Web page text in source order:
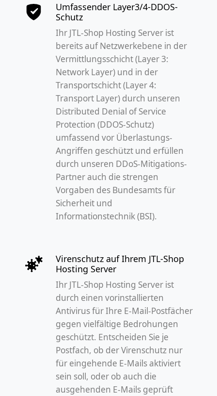
Umfassender Layer3/4-DDOS-
Schutz
Ihr JTL-Shop Hosting Server ist
bereits auf Netzwerkebene in der
Vermittlungsschicht (Layer 3:
Network Layer) und in der
Transportschicht (Layer 4:
Transport Layer) durch unseren
Distributed Denial of Service
Protection (DDOS-Schutz)
umfassend vor Überlastungs-
Angriffen geschützt und erfüllen
durch unseren DDoS-Mitigations-
Partner auch die strengen
Vorgaben des Bundesamts für
Sicherheit und
Informationstechnik (BSI).
Virenschutz auf Ihrem JTL-Shop
Hosting Server
Ihr JTL-Shop Hosting Server ist
durch einen vorinstallierten
Antivirus für Ihre E-Mail-Postfächer
gegen vielfältige Bedrohungen
geschützt. Entscheiden Sie je
Postfach, ob der Virenschutz nur
für eingehende E-Mails aktiviert
sein soll, oder ob auch die
ausgehenden E-Mails geprüft